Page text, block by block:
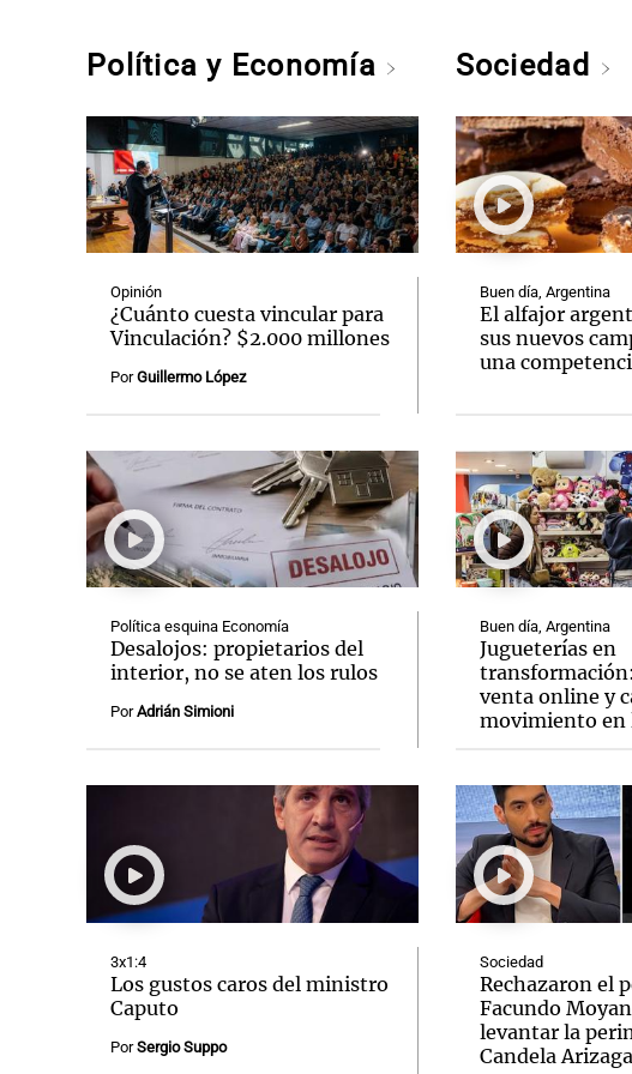
Política y Economía
Opinión
¿Cuánto cuesta vincular para
Vinculación? $2.000 millones
PorGuillermo López
Política esquina Economía
Desalojos: propietarios del
interior, no se aten los rulos
PorAdrián Simioni
3x1:4
Los gustos caros del ministro
Caputo
PorSergio Suppo
Sociedad
Buen día, Argentina
El alfajor
sus nuevos
una
Buen día, Argentina
Jugueterías en
venta online y
movimiento en
Sociedad
Rechazaron el
Facundo
levantar la
Candela Arizaga
Notas